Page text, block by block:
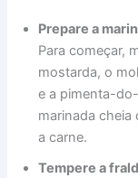
Prepare a
Para começar,
mostarda, o
e a pimenta-
marinada cheia
a carne.
Tempere a